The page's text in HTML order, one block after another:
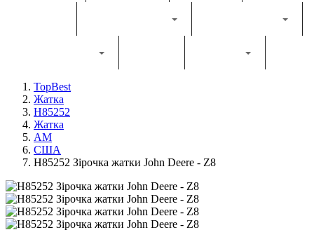
TopBest
Жатка
H85252
Жатка
AM
США
H85252 Зірочка жатки John Deere - Z8